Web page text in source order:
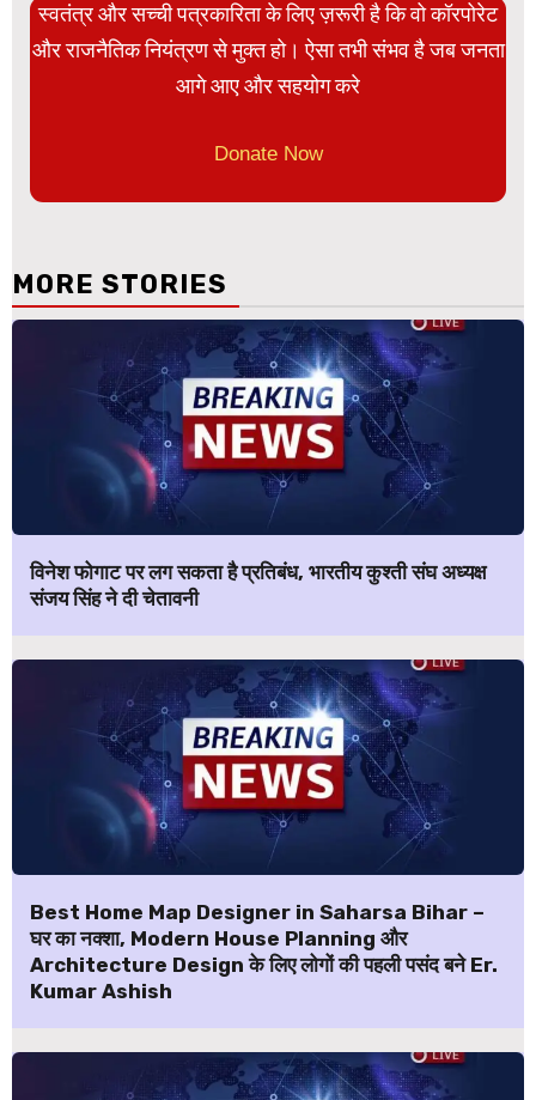
स्वतंत्र और सच्ची पत्रकारिता के लिए ज़रूरी है कि वो कॉरपोरेट
और राजनैतिक नियंत्रण से मुक्त हो। ऐसा तभी संभव है जब जनता
आगे आए और सहयोग करे
Donate Now
MORE STORIES
विनेश फोगाट पर लग सकता है प्रतिबंध, भारतीय कुश्ती संघ अध्यक्ष
संजय सिंह ने दी चेतावनी
Best Home Map Designer in Saharsa Bihar –
घर का नक्शा, Modern House Planning और
Architecture Design के लिए लोगों की पहली पसंद बने Er.
Kumar Ashish